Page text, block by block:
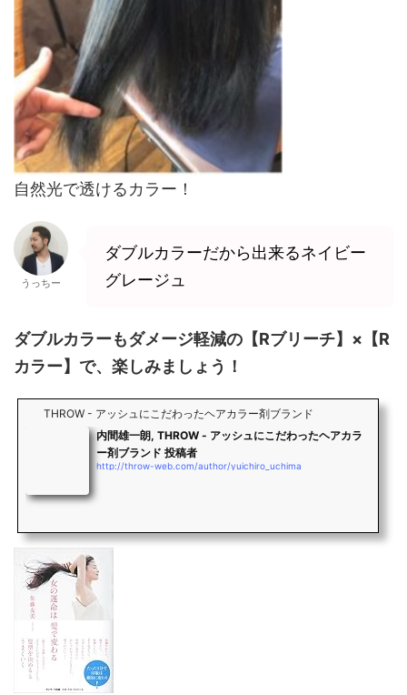
自然光で透けるカラー！
うっちー
ダブルカラーだから出来るネイビー
グレージュ
ダブルカラーもダメージ軽減の【Rブリーチ】×【R
カラー】で、楽しみましょう！
THROW - アッシュにこだわったヘアカラー剤ブランド
内間雄一朗, THROW - アッシュにこだわったヘアカラ
ー剤ブランド 投稿者
http://throw-web.com/author/yuichiro_uchima